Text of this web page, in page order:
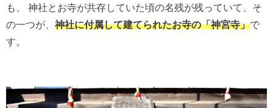
も、 神社とお寺が共存していた頃の名残が残っていて、そ
の一つが、 神社に付属して建てられたお寺の「神宮寺」で
す。